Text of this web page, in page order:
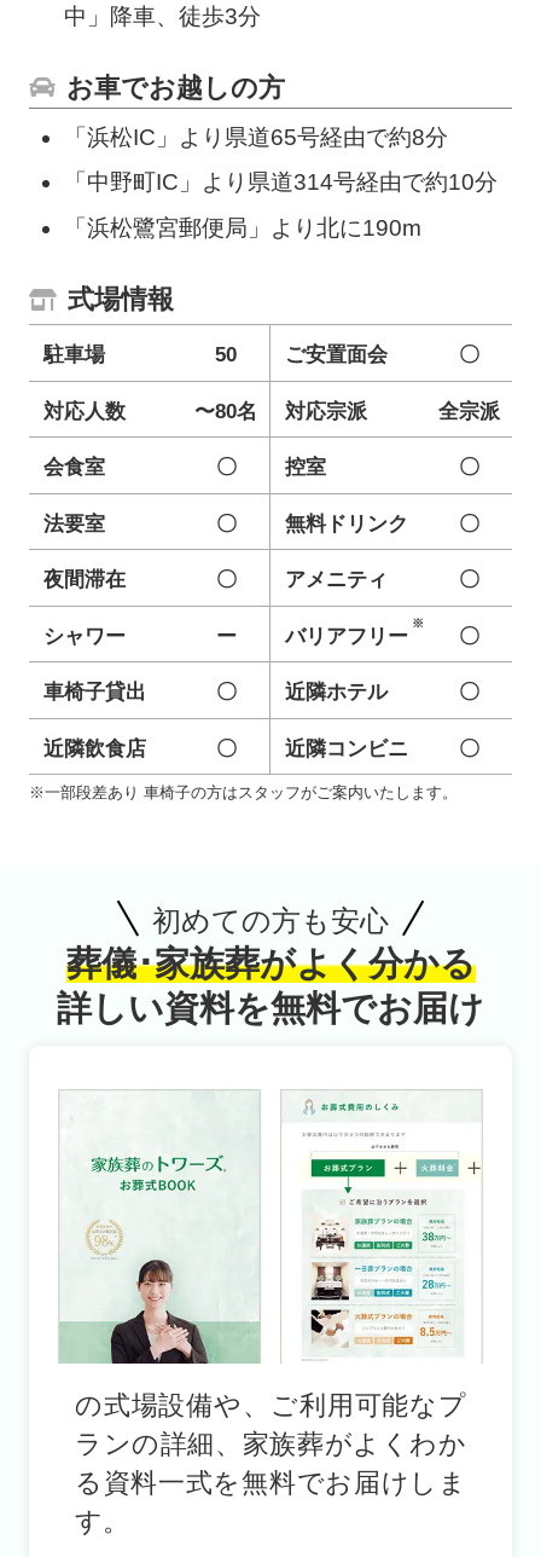
中」降車、徒歩3分
お車でお越しの方
「浜松IC」より県道65号経由で約8分
「中野町IC」より県道314号経由で約10分
「浜松鷺宮郵便局」より北に190m
式場情報
駐車場 50 ご安置面会 〇
対応人数 〜80名 対応宗派 全宗派
会食室 〇 控室 〇
法要室 〇 無料ドリンク 〇
夜間滞在 〇 アメニティ 〇
シャワー ー バリアフリー 〇
車椅子貸出 〇 近隣ホテル 〇
近隣飲食店 〇 近隣コンビニ 〇
※一部段差あり 車椅子の方はスタッフがご案内いたします。
初めての方も安心
葬儀･家族葬がよく分かる
詳しい資料を無料でお届け
の式場設備や、ご利用可能なプ
ランの詳細、家族葬がよくわか
る資料一式を無料でお届けしま
す。